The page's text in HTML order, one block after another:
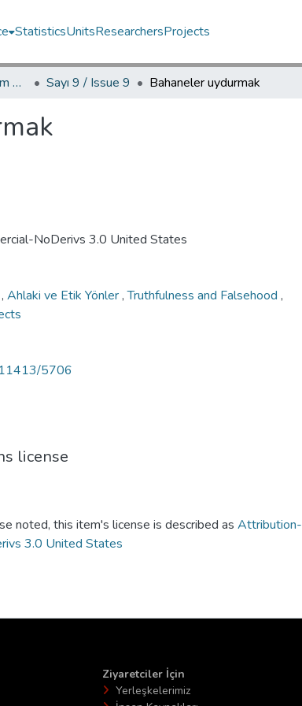
StatisticsUnitsResearchersProjects
YED.JEL Yaşadıkça Eğitim Dergisi / Journal of Education For Life Sayı 9 / Issue 9 Bahaneler uydurmak
NoDerivs 3.0 United States
, Ahlaki ve Etik Yönler,Truthfulness and Falsehood ,
5706
license
noted, this item's license is described as Attribution-
3.0 United States
Ziyaretciler İçin
Yerleşkelerimiz